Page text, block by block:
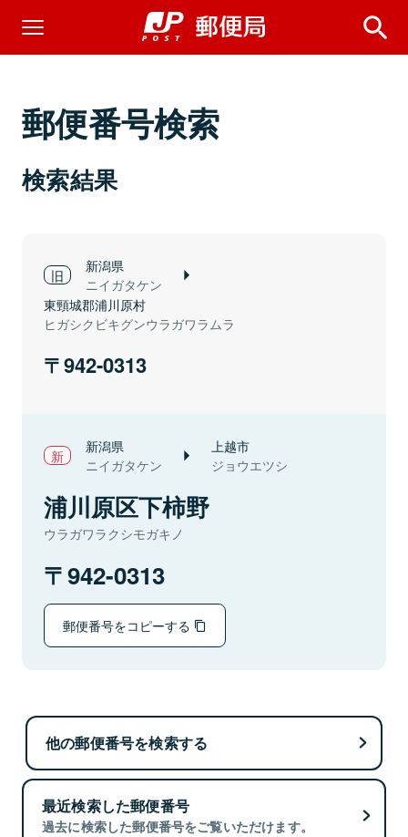
郵便番号検索
検索結果
新潟県
ニイガタケン
東頸城郡浦川原村
ヒガシクビキグンウラガワラムラ
942-0313
新潟県
ニイガタケン
上越市
ジョウエツシ
浦川原区下柿野
ウラガワラクシモガキノ
942-0313
郵便番号をコピーする
他の郵便番号を検索する
最近検索した郵便番号
過去に検索した郵便番号をご覧いただけます。